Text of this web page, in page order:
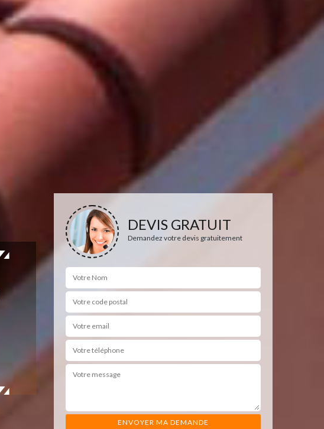
DEVIS GRATUIT
Demandez votre devis gratuitement